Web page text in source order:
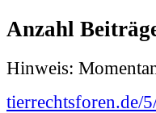
Anzahl
Hinweis:
tierrechtsforen.de/